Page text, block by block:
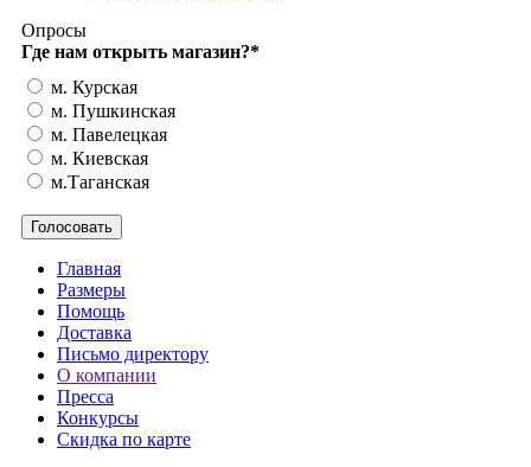
Опросы
Где нам открыть магазин?*
м. Курская
м. Пушкинская
м. Павелецкая
м. Киевская
м.Таганская
Главная
Размеры
Помощь
Доставка
Письмо директору
О компании
Пресса
Конкурсы
Скидка по карте